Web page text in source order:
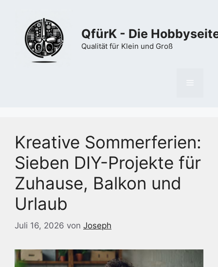
springen
QfürK - Die
Qualität für Klein und Groß
Kreative Sommerferien:
Sieben DIY-Projekte für
Zuhause, Balkon und
Urlaub
Juli 16, 2026 von Joseph